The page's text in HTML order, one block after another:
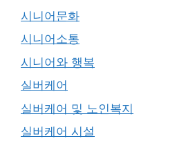
시니어문화
시니어소통
시니어와 행복
실버케어
실버케어 및 노인복지
실버케어 시설